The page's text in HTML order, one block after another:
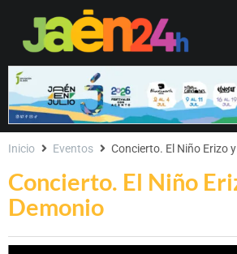
Concierto. El Niño
Demonio
Inicio Eventos Concierto. El Niño Erizo